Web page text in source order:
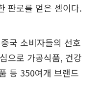
판로를 얻은 셈이다.
국 소비자들의 선호
으로 가공식품, 건강
등 350여개 브랜드